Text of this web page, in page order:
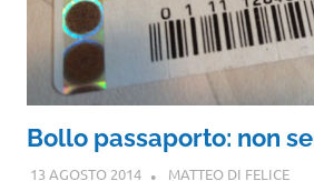
Bollo passaporto: non
13 AGOSTO 2014 MATTEO DI FELICE